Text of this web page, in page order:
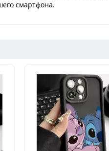
смартфона.